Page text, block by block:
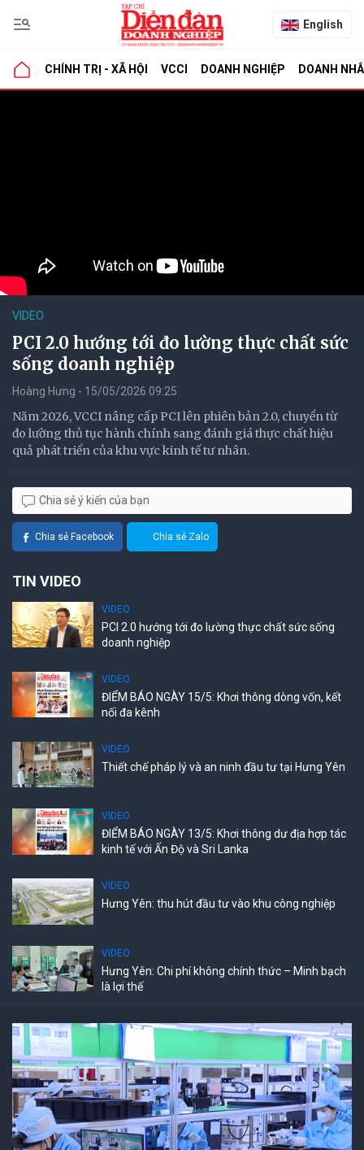
English
CHÍNH TRỊ - XÃ HỘI VCCI DOANH NGHIỆP DOANH
VIDEO
PCI 2.0 hướng tới đo lường thực chất sức
sống doanh nghiệp
Hoàng Hưng - 15/05/2026 09:25
Năm 2026, VCCI nâng cấp PCI lên phiên bản 2.0, chuyển từ
đo lường thủ tục hành chính sang đánh giá thực chất hiệu
quả phát triển của khu vực kinh tế tư nhân.
Chia sẻ ý kiến của bạn
Chia sẻ Facebook Chia sẻ Zalo
TIN VIDEO
VIDEO
PCI 2.0 hướng tới đo lường thực chất sức sống
doanh nghiệp
VIDEO
ĐIỂM BÁO NGÀY 15/5: Khơi thông dòng vốn, kết
nối đa kênh
VIDEO
Thiết chế pháp lý và an ninh đầu tư tại Hưng Yên
VIDEO
ĐIỂM BÁO NGÀY 13/5: Khơi thông dư địa hợp tác
kinh tế với Ấn Độ và Sri Lanka
VIDEO
Hưng Yên: thu hút đầu tư vào khu công nghiệp
VIDEO
Hưng Yên: Chi phí không chính thức – Minh bạch
là lợi thế